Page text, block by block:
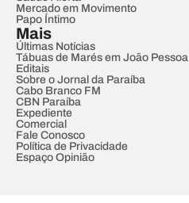
Mercado em Movimento
Papo Íntimo
Mais
Últimas Notícias
Tábuas de Marés em João Pessoa
Editais
Sobre o Jornal da Paraíba
Cabo Branco FM
CBN Paraíba
Expediente
Comercial
Fale Conosco
Política de Privacidade
Espaço Opinião